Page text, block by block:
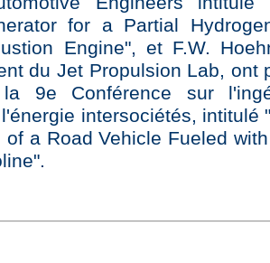
for a Partial
Engine", et F.W.
du Jet Propulsion Lab, ont
9e Conférence sur
intersociétés, intitulé
of a Road Vehicle Fueled